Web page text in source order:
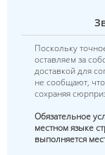
Поскольку
оставляем за
доставкой для
не сообщают,
сохраняя
Обязательное
местном языке
выполняется